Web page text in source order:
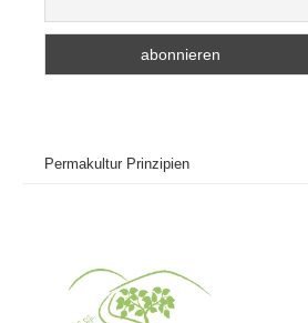
Permakultur Prinzipien